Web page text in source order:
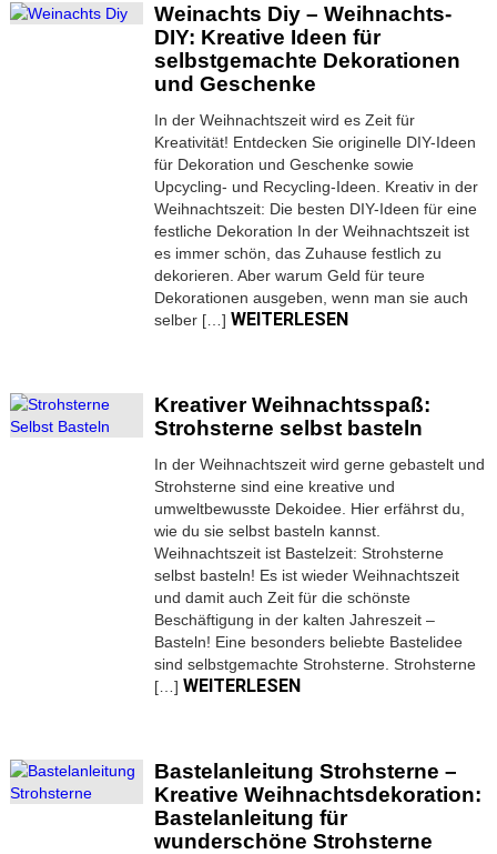
Weinachts Diy – Weihnachts-
DIY: Kreative Ideen für
selbstgemachte Dekorationen
und Geschenke
In der Weihnachtszeit wird es Zeit für
Kreativität! Entdecken Sie originelle DIY-Ideen
für Dekoration und Geschenke sowie
Upcycling- und Recycling-Ideen. Kreativ in der
Weihnachtszeit: Die besten DIY-Ideen für eine
festliche Dekoration In der Weihnachtszeit ist
es immer schön, das Zuhause festlich zu
dekorieren. Aber warum Geld für teure
Dekorationen ausgeben, wenn man sie auch
selber […] WEITERLESEN
Kreativer Weihnachtsspaß:
Strohsterne selbst basteln
In der Weihnachtszeit wird gerne gebastelt und
Strohsterne sind eine kreative und
umweltbewusste Dekoidee. Hier erfährst du,
wie du sie selbst basteln kannst.
Weihnachtszeit ist Bastelzeit: Strohsterne
selbst basteln! Es ist wieder Weihnachtszeit
und damit auch Zeit für die schönste
Beschäftigung in der kalten Jahreszeit –
Basteln! Eine besonders beliebte Bastelidee
sind selbstgemachte Strohsterne. Strohsterne
[…] WEITERLESEN
Bastelanleitung Strohsterne –
Kreative Weihnachtsdekoration:
Bastelanleitung für
wunderschöne Strohsterne